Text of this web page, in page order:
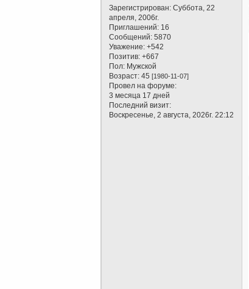
Зарегистрирован: Суббота, 22
апреля, 2006г.
Приглашений: 16
Сообщений: 5870
Уважение: +542
Позитив: +667
Пол: Мужской
Возраст: 45[1980-11-07]
Провел на форуме:
3 месяца 17 дней
Последний визит:
Воскресенье, 2 августа, 2026г. 22:12